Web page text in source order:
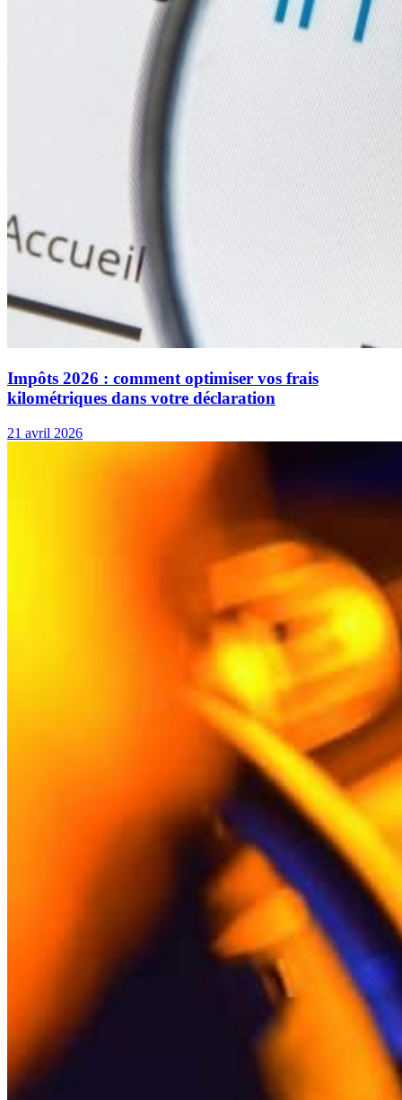
Impôts 2026 : comment optimiser vos frais
kilométriques dans votre déclaration
21 avril 2026